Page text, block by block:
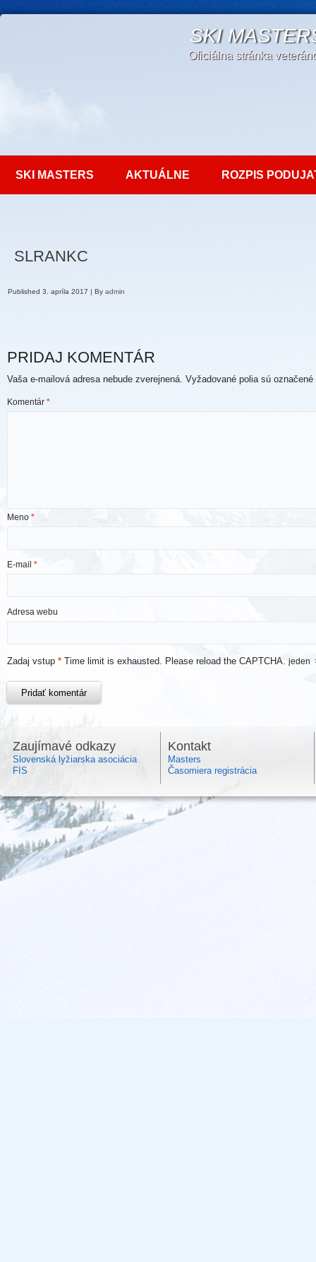
SKI
Oficiálna stránka
SKI MASTERS AKTUÁLNE ROZPIS
SLRANKC
Published 3. apríla 2017 | By admin
PRIDAJ KOMENTÁR
Vaša e-mailová adresa nebude zverejnená. Vyžadované polia sú označené
Komentár *
Meno *
E-mail *
Adresa webu
Zadaj vstup * Time limit is exhausted. Please reload the CAPTCHA. jeden
Zaujímavé odkazy
Slovenská lyžiarska asociácia
FIS
Kontakt
Masters
Časomiera registrácia